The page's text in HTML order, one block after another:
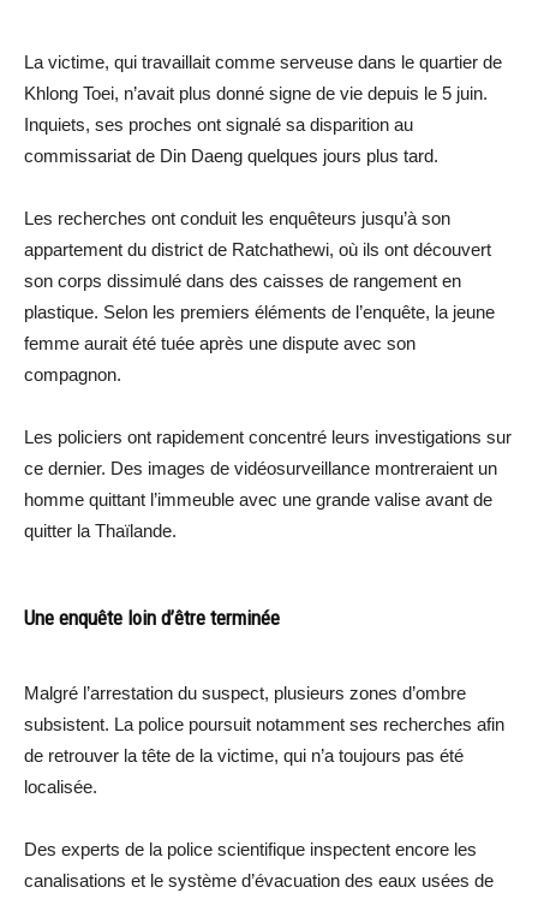
La victime, qui travaillait comme serveuse dans le quartier de
Khlong Toei, n’avait plus donné signe de vie depuis le 5 juin.
Inquiets, ses proches ont signalé sa disparition au
commissariat de Din Daeng quelques jours plus tard.
Les recherches ont conduit les enquêteurs jusqu’à son
appartement du district de Ratchathewi, où ils ont découvert
son corps dissimulé dans des caisses de rangement en
plastique. Selon les premiers éléments de l’enquête, la jeune
femme aurait été tuée après une dispute avec son
compagnon.
Les policiers ont rapidement concentré leurs investigations sur
ce dernier. Des images de vidéosurveillance montreraient un
homme quittant l’immeuble avec une grande valise avant de
quitter la Thaïlande.
Une enquête loin d’être terminée
Malgré l’arrestation du suspect, plusieurs zones d’ombre
subsistent. La police poursuit notamment ses recherches afin
de retrouver la tête de la victime, qui n’a toujours pas été
localisée.
Des experts de la police scientifique inspectent encore les
canalisations et le système d’évacuation des eaux usées de